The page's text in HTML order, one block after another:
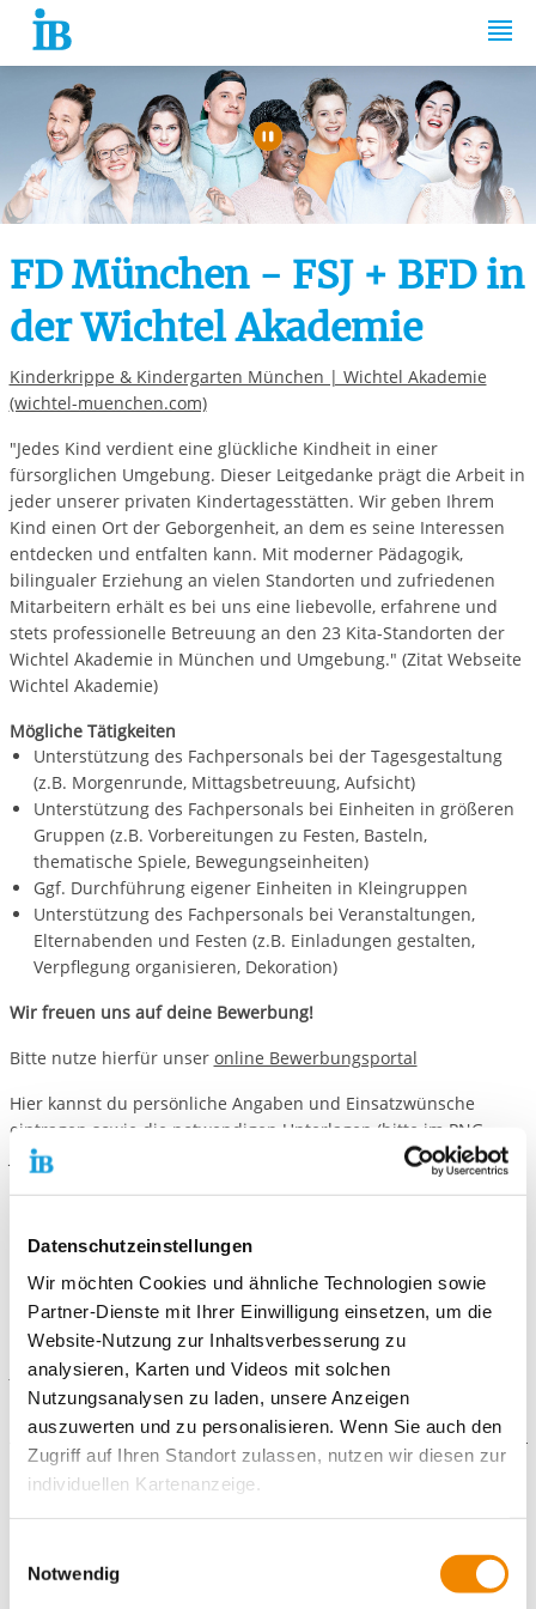
Datenschutzeinstellungen
Wir möchten Cookies und ähnliche Technologien sowie
Partner-Dienste mit Ihrer Einwilligung einsetzen, um die
Website-Nutzung zur Inhaltsverbesserung zu
analysieren, Karten und Videos mit solchen
Nutzungsanalysen zu laden, unsere Anzeigen
auszuwerten und zu personalisieren. Wenn Sie auch den
Zugriff auf Ihren Standort zulassen, nutzen wir diesen zur
individuellen Kartenanzeige.
unsere Partner Daten wie Ihre IP-Adresse und
verarbeiten diese zusammen mit Daten von anderen
Notwendig
Springe zum Inhalt
Automatische
FD München - FSJ + BFD in
der Wichtel Akademie
Kinderkrippe & Kindergarten München | Wichtel Akademie
(wichtel-muenchen.com)
"Jedes Kind verdient eine glückliche Kindheit in einer
fürsorglichen Umgebung. Dieser Leitgedanke prägt die Arbeit in
jeder unserer privaten Kindertagesstätten. Wir geben Ihrem
Kind einen Ort der Geborgenheit, an dem es seine Interessen
entdecken und entfalten kann. Mit moderner Pädagogik,
bilingualer Erziehung an vielen Standorten und zufriedenen
Mitarbeitern erhält es bei uns eine liebevolle, erfahrene und
stets professionelle Betreuung an den 23 Kita-Standorten der
Wichtel Akademie in München und Umgebung." (Zitat Webseite
Wichtel Akademie)
Mögliche Tätigkeiten
Unterstützung des Fachpersonals bei der Tagesgestaltung
(z.B. Morgenrunde, Mittagsbetreuung, Aufsicht)
Unterstützung des Fachpersonals bei Einheiten in größeren
Gruppen (z.B. Vorbereitungen zu Festen, Basteln,
thematische Spiele, Bewegungseinheiten)
Ggf. Durchführung eigener Einheiten in Kleingruppen
Unterstützung des Fachpersonals bei Veranstaltungen,
Elternabenden und Festen (z.B. Einladungen gestalten,
Verpflegung organisieren, Dekoration)
Wir freuen uns auf deine Bewerbung!
Bitte nutze hierfür unser online Bewerbungsportal
Hier kannst du persönliche Angaben und Einsatzwünsche
eintragen sowie die notwendigen Unterlagen (bitte im PNG-,
JPG- oder PDF-Format) direkt hochladen.
Bewerbungsanschreiben
Kopie des letzten Zeugnisses
gerne - ein Passfoto
Mail-Anfragen rund um deine Bewerbungen:
Bewerbung-Freiwilligendienste-Bayern@ib.de
Galerie